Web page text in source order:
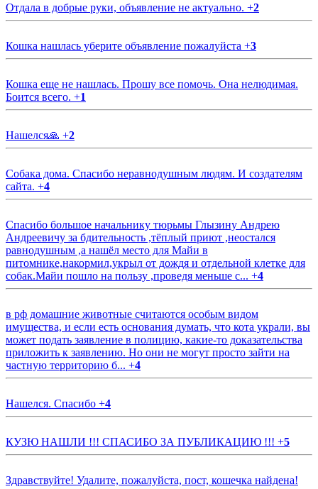
Отдала в добрые руки, объявление не актуально. +2
Кошка нашлась уберите объявление пожалуйста +3
Кошка еще не нашлась. Прошу все помочь. Она нелюдимая.
Боится всего. +1
Нашелся🙏 +2
Собака дома. Спасибо неравнодушным людям. И создателям
сайта. +4
Спасибо большое начальнику тюрьмы Глызину Андрею
Андреевичу за бдительность ,тёплый приют ,неостался
равнодушным ,а нашёл место для Майи в
питомнике,накормил,укрыл от дождя и отдельной клетке для
собак.Майи пошло на пользу ,проведя меньше с... +4
в рф домашние животные считаются особым видом
имущества, и если есть основания думать, что кота украли, вы
может подать заявление в полицию, какие-то доказательства
приложить к заявлению. Но они не могут просто зайти на
частную территорию б... +4
Нашелся. Спасибо +4
КУЗЮ НАШЛИ !!! СПАСИБО ЗА ПУБЛИКАЦИЮ !!! +5
Здравствуйте! Удалите, пожалуйста, пост, кошечка найдена!